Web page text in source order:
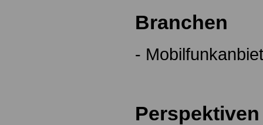
Branchen
-
Perspektiven